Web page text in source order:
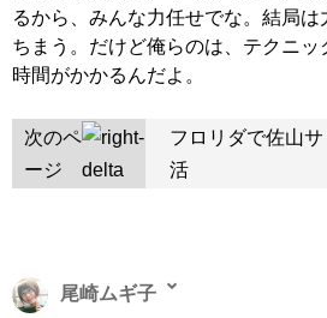
るから、みんな力任せでな。結局は
ちまう。だけど俺らのは、テクニッ
時間がかかるんだよ。
次のペ
ージ
フロリダで佐山
活
尾崎ムギ子